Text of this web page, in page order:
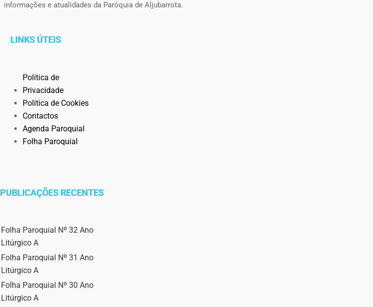
informações e atualidades da Paróquia de Aljubarrota.
LINKS ÚTEIS
Política de
Privacidade
Política de Cookies
Contactos
Agenda Paroquial
Folha Paroquial
PUBLICAÇÕES RECENTES
Folha Paroquial Nº 32 Ano
Litúrgico A
Folha Paroquial Nº 31 Ano
Litúrgico A
Folha Paroquial Nº 30 Ano
Litúrgico A